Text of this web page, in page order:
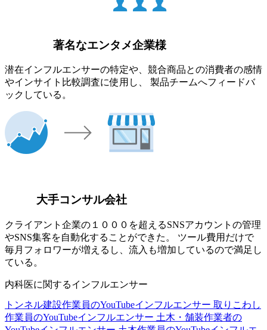
著名なエンタメ企業様
潜在インフルエンサーの特定や、競合商品との消費者の感情
やインサイト比較調査に使用し、 製品チームへフィードバ
ックしている。
大手コンサル会社
クライアント企業の１０００を超えるSNSアカウントの管理
やSNS集客を自動化することができた。 ツール費用だけで
毎月フォロワーが増えるし、流入も増加しているので満足し
ている。
内科医に関するインフルエンサー
トンネル建設作業員のYouTubeインフルエンサー 取りこわし
作業員のYouTubeインフルエンサー 土木・舗装作業者の